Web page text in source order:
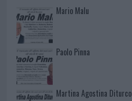
Mario Malu
Paolo Pinna
Martina Agostina Diturco